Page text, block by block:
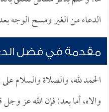
الدعاء من الغير ومسح الوجه
مقدمة في فضل
الحمد لله، والصلاة والسلام
والاه، أما بعد: فإن الله عز